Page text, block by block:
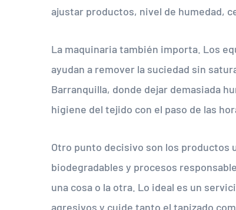
ajustar productos, nivel de humedad,
La maquinaria también importa. Los
ayudan a remover la suciedad sin
Barranquilla, donde dejar demasiada
higiene del tejido con el paso de las
Otro punto decisivo son los productos
biodegradables y procesos
una cosa o la otra. Lo ideal es un
agresivos y cuide tanto el tapizado